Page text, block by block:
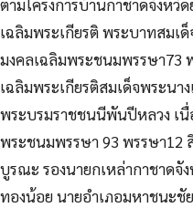
ตามโครงการบ้านกาชาดจังหวั
เฉลิมพระเกียรติ พระบาทสมเ
มงคลเฉลิมพระชนมพรรษา73
เฉลิมพระเกียรติสมเด็จพระนา
พระบรมราชชนนีพันปีหลวง เนื่
พระชนมพรรษา 93 พรรษา12
บูรณะ รองนายกเหล่ากาชาดจั
ทองน้อย นายอำเภอมหาชนะชั